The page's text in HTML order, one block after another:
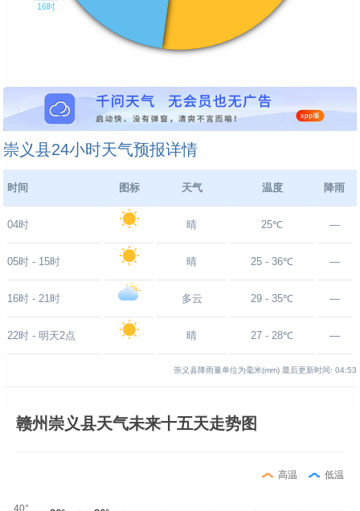
崇义县24小时天气预报详情
时间 图标 天气 温度 降雨
04时 晴 25℃ —
05时 - 15时 晴 25 - 36℃ —
16时 - 21时 多云 29 - 35℃ —
22时 - 明天2点 晴 27 - 28℃ —
崇义县降雨量单位为毫米(mm) 最后更新时间: 04:53
赣州崇义县天气未来十五天走势图
高温 低温